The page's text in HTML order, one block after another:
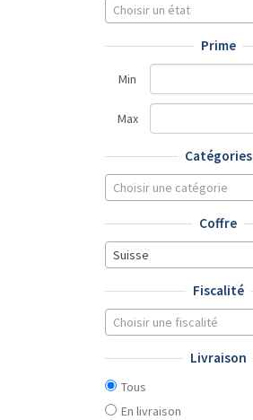
Choisir un état
Prime
Min
Max
Catégories
Choisir une catégorie
Coffre
Suisse
Fiscalité
Choisir une fiscalité
Livraison
Tous
En livraison